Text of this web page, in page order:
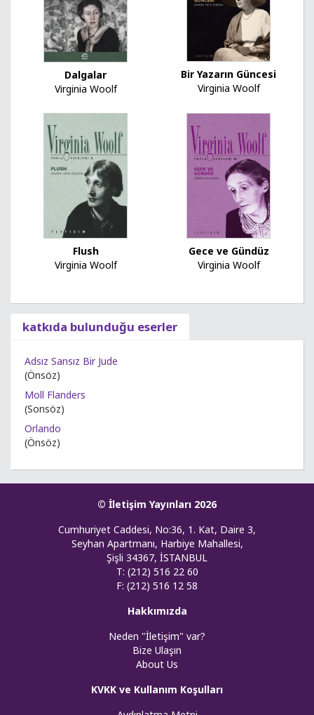
Dalgalar
Virginia Woolf
Bir Yazarın Güncesi
Virginia Woolf
Flush
Virginia Woolf
Gece ve Gündüz
Virginia Woolf
katkıda bulunduğu eserler
Adsız Sansız Bir Jude
(Önsöz)
Moll Flanders
(Sonsöz)
Orlando
(Önsöz)
© İletişim Yayınları 2026
Cumhuriyet Caddesi, No:36, 1. Kat, Daire 3,
Seyhan Apartmanı, Harbiye Mahallesi,
Şişli 34367, İSTANBUL
T: (212) 516 22 60
F: (212) 516 12 58
Hakkımızda
Neden "İletişim" var?
Bize Ulaşın
About Us
KVKK ve Kullanım Koşulları